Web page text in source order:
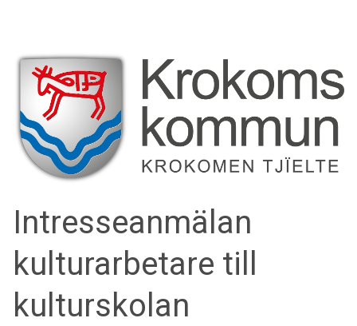
Intresseanmälan
kulturarbetare till
kulturskolan